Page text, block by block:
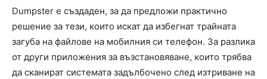
Dumpster е създаден, за да предложи практично
решение за тези, които искат да избегнат трайната
загуба на файлове на мобилния си телефон. За разлика
от други приложения за възстановяване, които трябва
да сканират системата задълбочено след изтриване на